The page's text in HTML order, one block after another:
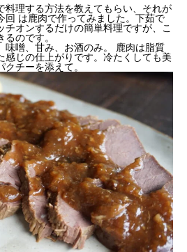
理する方法を教えてもらい、 それが
回 は鹿肉で作ってみました。下茹で
チオンするだけの簡単料理ですが、こ
るのです。
味噌、甘み、お酒のみ。 鹿肉は脂質
じの仕上がりです。 冷たくしても美
クチーを添えて。